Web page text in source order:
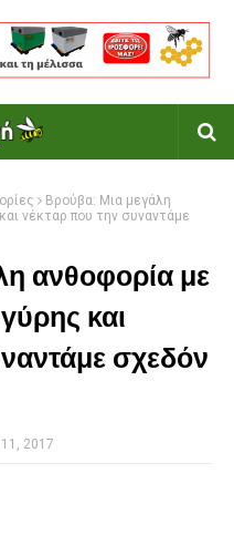
Βρούβα: Μια μεγάλη
νέκταρ που την συναντάμε
ανθοφορία με
και
σχεδόν
2017